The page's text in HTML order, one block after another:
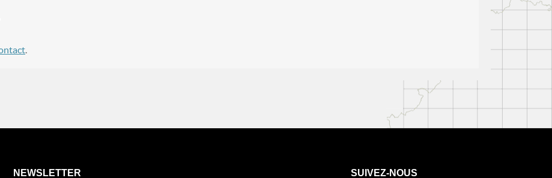
.
NEWSLETTER SUIVEZ-NOUS